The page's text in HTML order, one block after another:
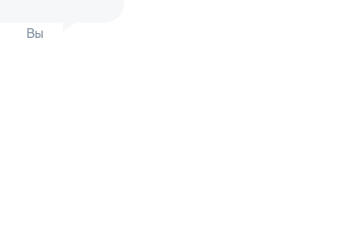
Вы